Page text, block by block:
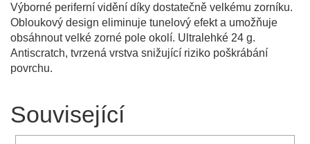
Výborné periferní vidění díky dostatečně velkému zorníku.
Obloukový design eliminuje tunelový efekt a umožňuje
obsáhnout velké zorné pole okolí. Ultralehké 24 g.
Antiscratch, tvrzená vrstva snižující riziko poškrábání
povrchu.
Související